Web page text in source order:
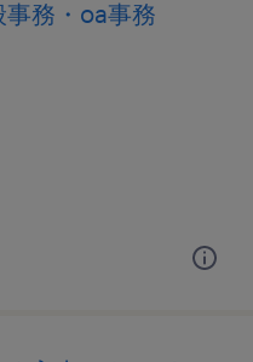
務・oa事務